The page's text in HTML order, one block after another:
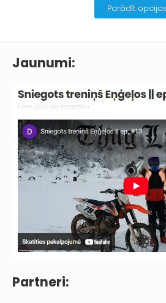
Jaunumi:
Partneri:
Parādīt opcijas